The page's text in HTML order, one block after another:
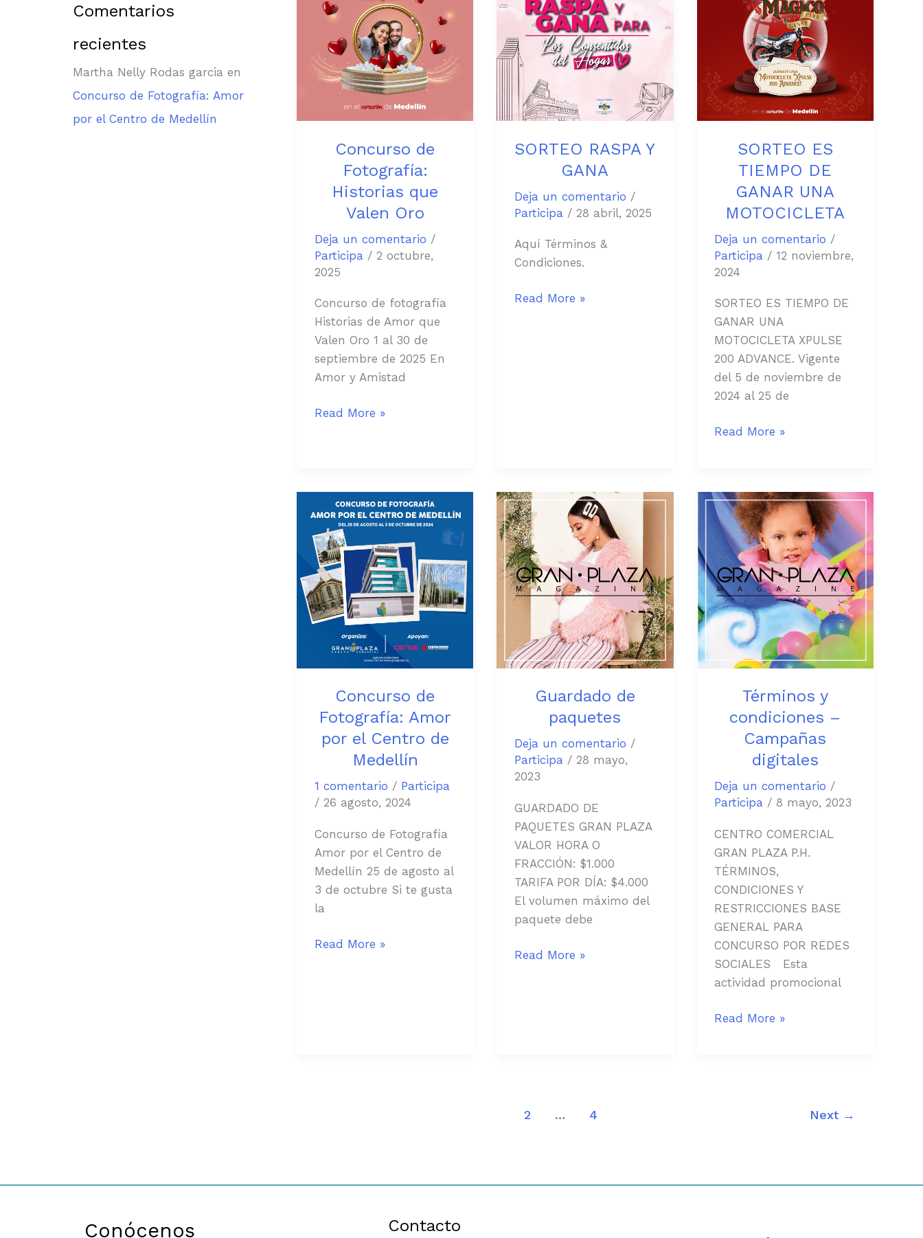
Comentarios
recientes
Martha Nelly Rodas garcia en
Concurso de Fotografía: Amor
por el Centro de Medellín
Concurso de
Fotografía:
Historias que
Valen Oro
Deja un comentario /
Participa / 2 octubre,
2025
Concurso de fotografía
Historias de Amor que
Valen Oro 1 al 30 de
septiembre de 2025 En
Amor y Amistad
Historias
Valen
Oro
Read More »
SORTEO RASPA Y
GANA
Deja un comentario /
Participa / 28 abril, 2025
Aquí Términos &
Condiciones.
GANA
Read More »
SORTEO ES
TIEMPO DE
GANAR UNA
MOTOCICLETA
Deja un comentario /
Participa /12 noviembre,
2024
SORTEO ES TIEMPO DE
GANAR UNA
MOTOCICLETA XPULSE
200 ADVANCE. Vigente
del 5 de noviembre de
2024 al 25 de
GANAR
MOTOCICLETA
Read More »
Concurso de
Fotografía: Amor
por el Centro de
Medellín
1 comentario / Participa
/ 26 agosto, 2024
Concurso de Fotografía
Amor por el Centro de
Medellín 25 de agosto al
3 de octubre Si te gusta
la
Concurso
de
Fotografía:
Amor
por
el
Centro
Medellín
Read More »
Guardado de
paquetes
Deja un comentario /
Participa/ 28 mayo,
2023
GUARDADO DE
PAQUETES GRAN PLAZA
VALOR HORA O
FRACCIÓN: $1.000
TARIFA POR DÍA: $4.000
El volumen máximo del
paquete debe
Guardado
de
paquetes
Read More »
Términos y
condiciones –
Campañas
digitales
Deja un comentario /
Participa /8 mayo, 2023
CENTRO COMERCIAL
GRAN PLAZA P.H.
TÉRMINOS,
CONDICIONES Y
RESTRICCIONES BASE
GENERAL PARA
CONCURSO POR REDES
SOCIALES Esta
actividad promocional
Términos
y
condiciones
–
Campañas
digitales
Read More »
2 … 4 Next →
Conócenos
Contacto